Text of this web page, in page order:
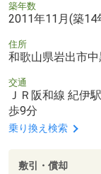
築年数
2011年11月(築14
住所
和歌山県岩出市
交通
ＪＲ阪和線 紀伊
歩9分
乗り換え検索
敷引・償却